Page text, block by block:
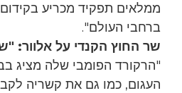
ממלאים תפקיד מכריע בקידום
ברחבי העולם".
שר החוץ הקנדי על אלוור:
"הרקורד הפומבי שלה מציג
העגום, כמו גם את קשריה